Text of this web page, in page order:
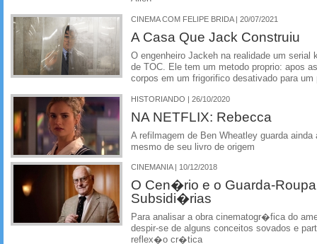
CINEMA COM FELIPE BRIDA | 20/07/2021
A Casa Que Jack Construiu
O engenheiro Jackeh na realidade um serial
de TOC. Ele tem um metodo proprio: apos
corpos em um frigorifico desativado para um
HISTORIANDO | 26/10/2020
NA NETFLIX: Rebecca
A refilmagem de Ben Wheatley guarda
mesmo de seu livro de origem
CINEMANIA | 10/12/2018
O Cen�rio e o Guarda-
Subsidi�rias
Para analisar a obra cinematogr�fica do
despir-se de alguns conceitos sovados e
reflex�o cr�tica